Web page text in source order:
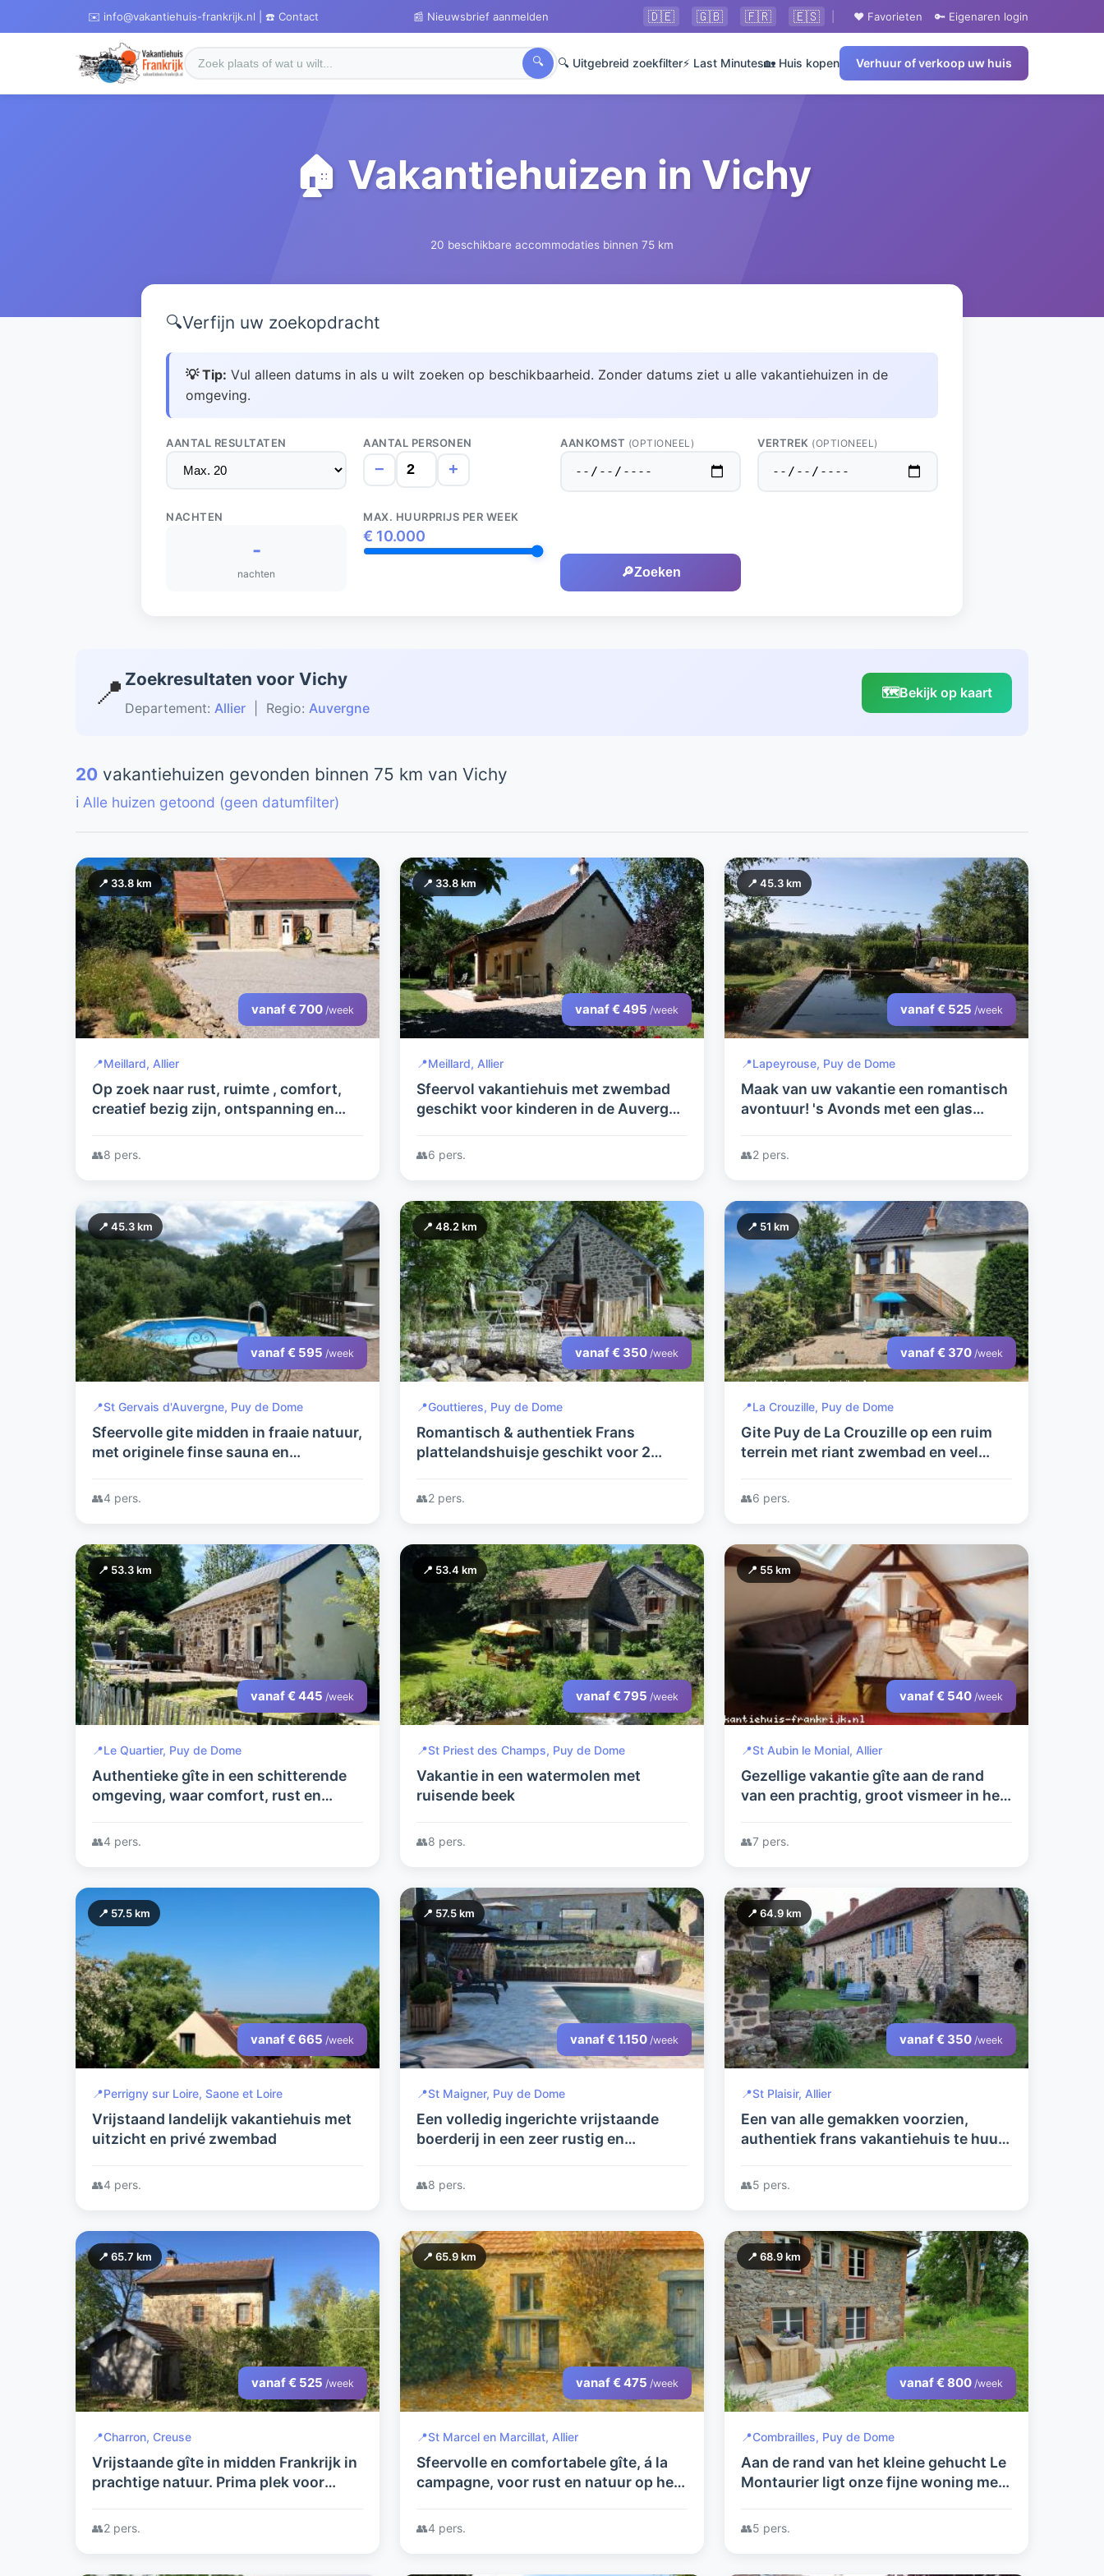
✉️ info@vakantiehuis-frankrijk.nl | ☎️ Contact 📰 Nieuwsbrief aanmelden 🇩🇪 🇬🇧 🇫🇷 🇪🇸 ❤️ Favorieten 🔑 Eigenaren login
🔍 🔍 Uitgebreid zoekfilter⚡ Last Minutes🏡 Huis kopen Verhuur of verkoop uw huis
🏠 Vakantiehuizen in Vichy
20 beschikbare accommodaties binnen 75 km
🔍Verfijn uw zoekopdracht
💡 Tip: Vul alleen datums in als u wilt zoeken op beschikbaarheid. Zonder datums ziet u alle vakantiehuizen in de
omgeving.
AANTAL RESULTATEN AANTAL PERSONEN
− +
AANKOMST (OPTIONEEL) VERTREK (OPTIONEEL)
NACHTEN
-
nachten
MAX. HUURPRIJS PER WEEK
€ 10.000
🔎Zoeken
📍 Zoekresultaten voor Vichy
Departement: Allier | Regio: Auvergne
🗺️Bekijk op kaart
20 vakantiehuizen gevonden binnen 75 km van Vichy
ℹ️ Alle huizen getoond (geen datumfilter)
📍 33.8 km
vanaf € 700 /week
📍Meillard, Allier
Op zoek naar rust, ruimte , comfort,
creatief bezig zijn, ontspanning en
👥8 pers.
📍 33.8 km
vanaf € 495 /week
📍Meillard, Allier
Sfeervol vakantiehuis met zwembad
geschikt voor kinderen in de Auvergne
👥6 pers.
📍 45.3 km
vanaf € 525 /week
📍Lapeyrouse, Puy de Dome
Maak van uw vakantie een romantisch
avontuur! 's Avonds met een glas
hottub naar de sterren kijken...
👥2 pers.
📍 45.3 km
vanaf € 595 /week
📍St Gervais d'Auvergne, Puy de Dome
Sfeervolle gite midden in fraaie natuur,
met originele finse sauna en
👥4 pers.
📍 48.2 km
vanaf € 350 /week
📍Gouttieres, Puy de Dome
Romantisch & authentiek Frans
plattelandshuisje geschikt voor 2
Privacy
👥2 pers.
📍 51 km
vanaf € 370 /week
📍La Crouzille, Puy de Dome
Gite Puy de La Crouzille op een ruim
terrein met riant zwembad en veel
mogelijkheden voor uw relaxte
👥6 pers.
📍 53.3 km
vanaf € 445 /week
📍Le Quartier, Puy de Dome
Authentieke gîte in een schitterende
omgeving, waar comfort, rust en
👥4 pers.
📍 53.4 km
vanaf € 795 /week
📍St Priest des Champs, Puy de Dome
Vakantie in een watermolen met
ruisende beek
👥8 pers.
📍 55 km
vanaf € 540 /week
📍St Aubin le Monial, Allier
Gezellige vakantie gîte aan de rand
van een prachtig, groot vismeer in het
Allier in midden Frankrijk.
👥7 pers.
📍 57.5 km
vanaf € 665 /week
📍Perrigny sur Loire, Saone et Loire
Vrijstaand landelijk vakantiehuis met
uitzicht en privé zwembad
👥4 pers.
📍 57.5 km
vanaf € 1.150 /week
📍St Maigner, Puy de Dome
Een volledig ingerichte vrijstaande
boerderij in een zeer rustig en
Dome. Met prive zwembad.
👥8 pers.
📍 64.9 km
vanaf € 350 /week
📍St Plaisir, Allier
Een van alle gemakken voorzien,
authentiek frans vakantiehuis te huur.
👥5 pers.
📍 65.7 km
vanaf € 525 /week
📍Charron, Creuse
Vrijstaande gîte in midden Frankrijk in
prachtige natuur. Prima plek voor
👥2 pers.
📍 65.9 km
vanaf € 475 /week
📍St Marcel en Marcillat, Allier
Sfeervolle en comfortabele gîte, á la
campagne, voor rust en natuur op het
👥4 pers.
📍 68.9 km
vanaf € 800 /week
📍Combrailles, Puy de Dome
Aan de rand van het kleine gehucht Le
Montaurier ligt onze fijne woning met
👥5 pers.